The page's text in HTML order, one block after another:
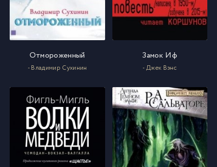
Отмороженный
- Владимир Сухинин
Замок Иф
- Джек Вэнс